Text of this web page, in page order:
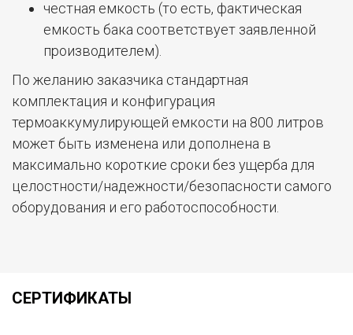
высокий уровень безопасности,
максимальная производительность,
эргономичность,
экономичность,
гарантия бесперебойной работы на
протяжении 7 лет,
честная емкость (то есть, фактическая
емкость бака соответствует заявленной
производителем).
может быть изменена или дополнена в